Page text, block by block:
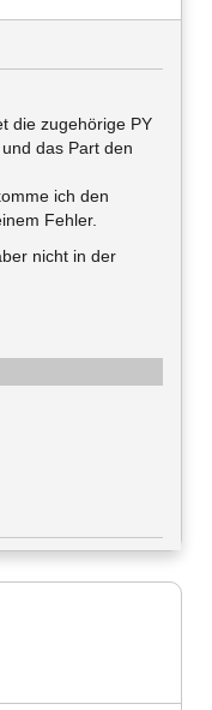
die zugehörige PY
das Part den
ich den
Fehler.
nicht in der